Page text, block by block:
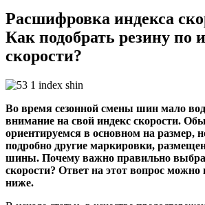
Расшифровка индекса
Как подобрать резину по
скорости?
Во время сезонной смены шин мало
внимание на свой индекс скорости.
ориентируемся в основном на размер,
подробно другие маркировки,
шины. Почему важно правильно
скорости? Ответ на этот вопрос можно
ниже.